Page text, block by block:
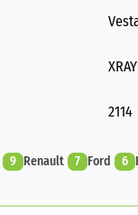
XRAY
2114
9 Renault 7 Ford 6